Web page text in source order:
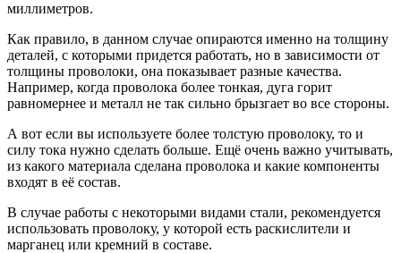
миллиметров.
Как правило, в данном случае опираются именно на толщину
деталей, с которыми придется работать, но в зависимости от
толщины проволоки, она показывает разные качества.
Например, когда проволока более тонкая, дуга горит
равномернее и металл не так сильно брызгает во все стороны.
А вот если вы используете более толстую проволоку, то и
силу тока нужно сделать больше. Ещё очень важно учитывать,
из какого материала сделана проволока и какие компоненты
входят в её состав.
В случае работы с некоторыми видами стали, рекомендуется
использовать проволоку, у которой есть раскислители и
марганец или кремний в составе.